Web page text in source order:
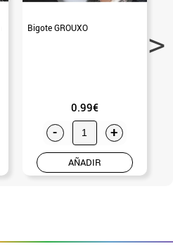
Bigote GROUXO
0.99€
- +
AÑADIR